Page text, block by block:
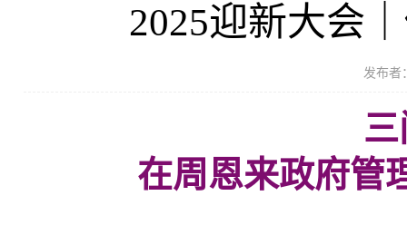
2025迎新大会
发布者
在周恩来政府管